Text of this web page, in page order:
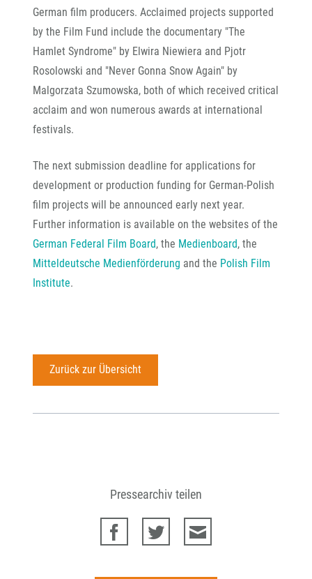
German film producers. Acclaimed projects supported
by the Film Fund include the documentary "The
Hamlet Syndrome" by Elwira Niewiera and Pjotr
Rosolowski and "Never Gonna Snow Again" by
Malgorzata Szumowska, both of which received critical
acclaim and won numerous awards at international
festivals.
The next submission deadline for applications for
development or production funding for German-Polish
film projects will be announced early next year.
Further information is available on the websites of the
German Federal Film Board, the Medienboard, the
Mitteldeutsche Medienförderung and the Polish Film
Institute.
Zurück zur Übersicht
Pressearchiv teilen